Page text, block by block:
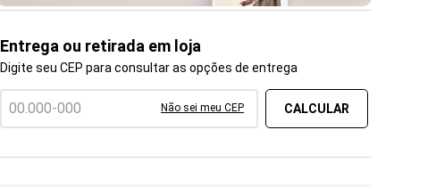
Entrega ou retirada em loja
Digite seu CEP para consultar as opções de entrega
Não sei meu CEP